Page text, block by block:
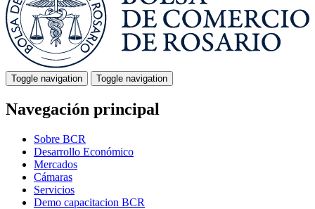
Toggle navigation Toggle navigation
Navegación principal
Sobre BCR
Desarrollo Económico
Mercados
Cámaras
Servicios
Demo capacitacion BCR